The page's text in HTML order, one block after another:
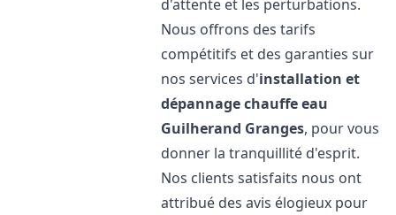
d'attente et les perturbations.
Nous offrons des tarifs
compétitifs et des garanties sur
nos services d'installation et
dépannage chauffe eau
Guilherand Granges, pour vous
donner la tranquillité d'esprit.
Nos clients satisfaits nous ont
attribué des avis élogieux pour